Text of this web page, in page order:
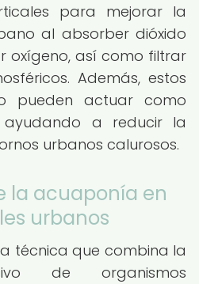
para mejorar la
al absorber dióxido
oxígeno, así como filtrar
Además, estos
pueden actuar como
ayudando a reducir la
urbanos calurosos.
la acuaponía en
urbanos
técnica que combina la
de organismos